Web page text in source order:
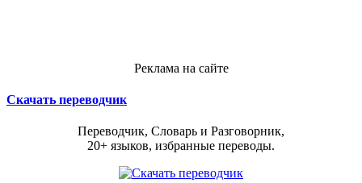
Реклама на сайте
Скачать переводчик
Переводчик, Словарь и Разговорник,
20+ языков, избранные переводы.